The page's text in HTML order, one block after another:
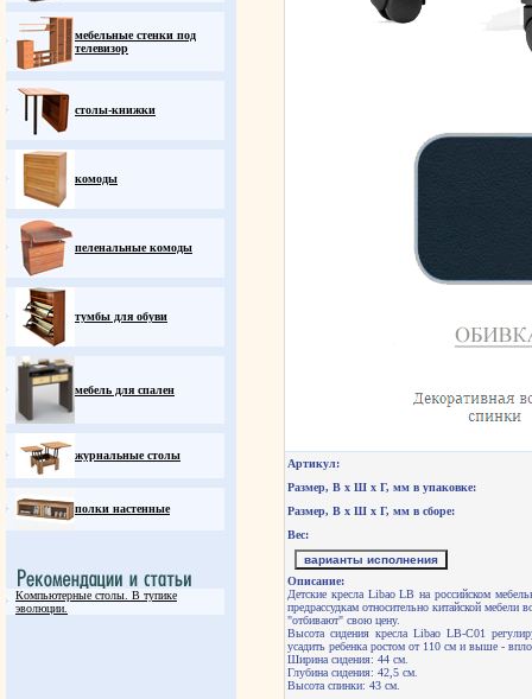
мебельные стенки под
телевизор
столы-книжки
комоды
пеленальные комоды
тумбы для обуви
мебель для спален
журнальные столы
полки настенные
Компьютерные столы. В тупике
эволюции.
Артикул:
Размер, В х Ш х Г, мм в упаковке:
Размер, В х Ш х Г, мм в сборе:
Вес:
варианты исполнения
Описание:
Детские кресла Libao LB на российском
предрассудкам относительно китайской мебели
"отбивают" свою цену.
Высота сидения кресла Libao LB-C01
усадить ребенка ростом от 110 см и выше -
Ширина сидения: 44 см.
Глубина сидения: 42,5 см.
Высота спинки: 43 см.